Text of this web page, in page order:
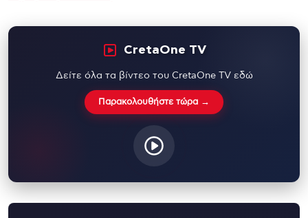
CretaOne TV
Δείτε όλα τα βίντεο του CretaOne TV εδώ
Παρακολουθήστε τώρα →